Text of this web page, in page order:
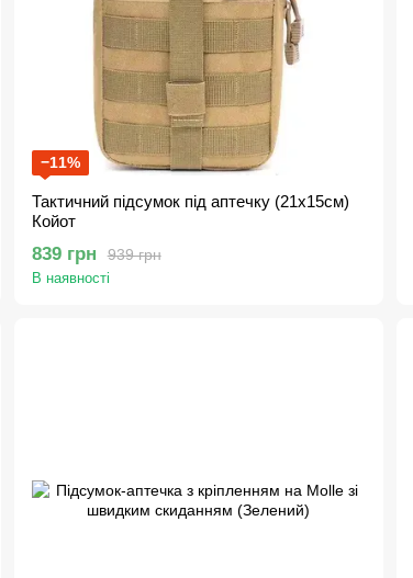
−11%
Тактичний підсумок під аптечку (21х15см)
Койот
939 грн
839 грн
В наявності